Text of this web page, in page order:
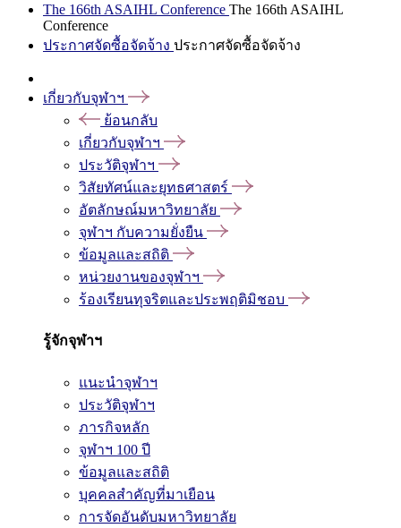
The 166th ASAIHL Conference The 166th ASAIHL
Conference
ประกาศจัดซื้อจัดจ้าง ประกาศจัดซื้อจัดจ้าง
เกี่ยวกับจุฬาฯ
ย้อนกลับ
เกี่ยวกับจุฬาฯ
ประวัติจุฬาฯ
วิสัยทัศน์และยุทธศาสตร์
อัตลักษณ์มหาวิทยาลัย
จุฬาฯ กับความยั่งยืน
ข้อมูลและสถิติ
หน่วยงานของจุฬาฯ
ร้องเรียนทุจริตและประพฤติมิชอบ
รู้จักจุฬาฯ
แนะนำจุฬาฯ
ประวัติจุฬาฯ
ภารกิจหลัก
จุฬาฯ 100 ปี
ข้อมูลและสถิติ
บุคคลสำคัญที่มาเยือน
การจัดอันดับมหาวิทยาลัย